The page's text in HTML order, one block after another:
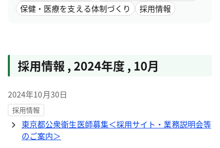
保健・医療を支える体制づくり
採用情報
採用情報 , 2024年度 , 10月
2024年10月30日
採用情報
東京都公衆衛生医師募集＜採用サイト・業務説明会等
のご案内＞